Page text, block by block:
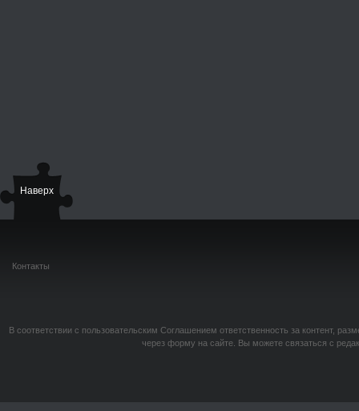
Наверх
Контакты
В соответствии с пользовательским Соглашением ответственность за контент,
через форму на сайте. Вы можете связаться с